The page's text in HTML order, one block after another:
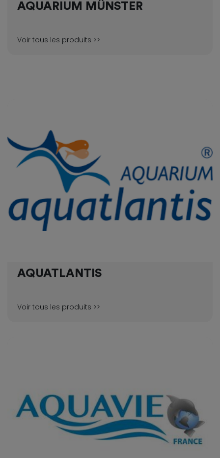
AQUARIUM MÜNSTER
Voir tous les produits >>
AQUATLANTIS
Voir tous les produits >>